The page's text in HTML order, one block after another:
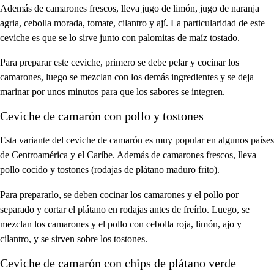
Además de camarones frescos, lleva jugo de limón, jugo de naranja
agria, cebolla morada, tomate, cilantro y ají. La particularidad de este
ceviche es que se lo sirve junto con palomitas de maíz tostado.
Para preparar este ceviche, primero se debe pelar y cocinar los
camarones, luego se mezclan con los demás ingredientes y se deja
marinar por unos minutos para que los sabores se integren.
Ceviche de camarón con pollo y tostones
Esta variante del ceviche de camarón es muy popular en algunos países
de Centroamérica y el Caribe. Además de camarones frescos, lleva
pollo cocido y tostones (rodajas de plátano maduro frito).
Para prepararlo, se deben cocinar los camarones y el pollo por
separado y cortar el plátano en rodajas antes de freírlo. Luego, se
mezclan los camarones y el pollo con cebolla roja, limón, ajo y
cilantro, y se sirven sobre los tostones.
Ceviche de camarón con chips de plátano verde